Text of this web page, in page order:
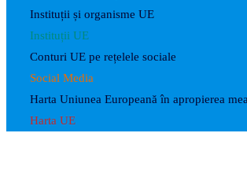
Instituții și organisme UE
Instituții UE
Conturi UE pe rețelele sociale
Social Media
Harta Uniunea Europeană în apropierea mea
Harta UE